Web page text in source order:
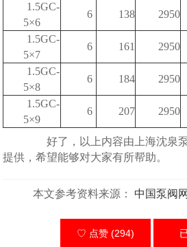
1.5GC-
5×6
6 138 2950
1.5GC-
5×7
6 161 2950
1.5GC-
5×8
6 184 2950
1.5GC-
5×9
6 207 2950
好了，以上内容由上海沈泉泵
提供，希望能够对大家有所帮助。
本文参考资料来源： 中国泵阀网
♡ 点赞 (294)